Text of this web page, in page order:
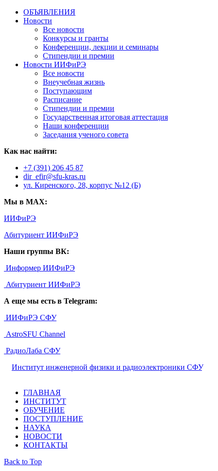
ОБЪЯВЛЕНИЯ
Новости
Все новости
Конкурсы и гранты
Конференции, лекции и семинары
Стипендии и премии
Новости ИИФиРЭ
Все новости
Внеучебная жизнь
Поступающим
Расписание
Стипендии и премии
Государственная итоговая аттестация
Наши конференции
Заседания ученого совета
Как нас найти:
+7 (391) 206 45 87
dir_efir@sfu-kras.ru
ул. Киренского, 28, корпус №12 (Б)
Мы в MAX:
ИИФиРЭ
Абитуриент ИИФиРЭ
Наши группы ВК:
Информер ИИФиРЭ
Абитуриент ИИФиРЭ
А еще мы есть в Telegram:
ИИФиРЭ СФУ
AstroSFU Channel
РадиоЛаба СФУ
Институт инженерной физики и радиоэлектроники СФУ,
ГЛАВНАЯ
ИНСТИТУТ
ОБУЧЕНИЕ
ПОСТУПЛЕНИЕ
НАУКА
НОВОСТИ
КОНТАКТЫ
Back to Top